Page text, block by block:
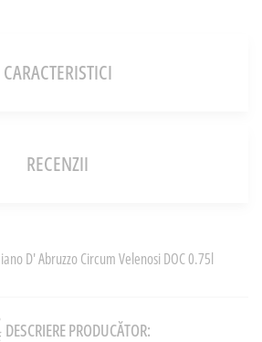
CARACTERISTICI
RECENZII
D' Abruzzo Circum Velenosi DOC 0.75l
DESCRIERE PRODUCĂTOR: